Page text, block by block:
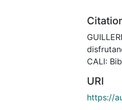
CALI:
URI
https://